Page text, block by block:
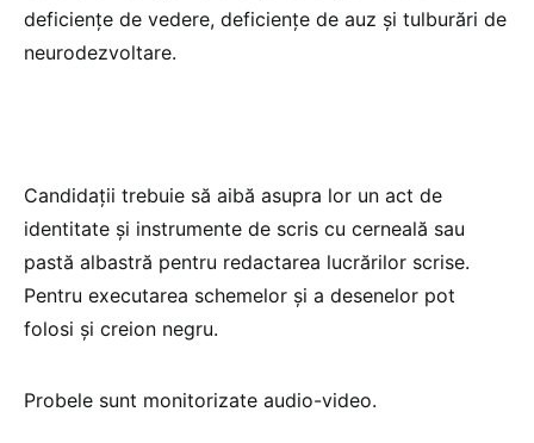
deficiențe de vedere, deficiențe de auz și tulburări de
neurodezvoltare.
Candidații trebuie să aibă asupra lor un act de
identitate și instrumente de scris cu cerneală sau
pastă albastră pentru redactarea lucrărilor scrise.
Pentru executarea schemelor și a desenelor pot
folosi și creion negru.
Probele sunt monitorizate audio-video.